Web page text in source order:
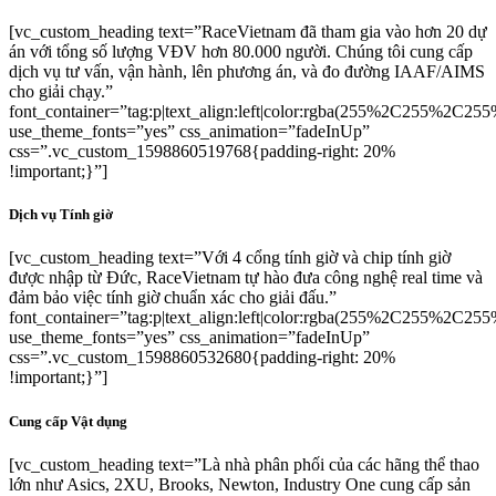
[vc_custom_heading text=”RaceVietnam đã tham gia vào hơn 20 dự
án với tổng số lượng VĐV hơn 80.000 người. Chúng tôi cung cấp
dịch vụ tư vấn, vận hành, lên phương án, và đo đường IAAF/AIMS
cho giải chạy.”
use_theme_fonts=”yes” css_animation=”fadeInUp”
css=”.vc_custom_1598860519768{padding-right: 20%
!important;}”]
Dịch vụ Tính giờ
[vc_custom_heading text=”Với 4 cổng tính giờ và chip tính giờ
được nhập từ Đức, RaceVietnam tự hào đưa công nghệ real time và
đảm bảo việc tính giờ chuẩn xác cho giải đấu.”
use_theme_fonts=”yes” css_animation=”fadeInUp”
css=”.vc_custom_1598860532680{padding-right: 20%
!important;}”]
Cung cấp Vật dụng
[vc_custom_heading text=”Là nhà phân phối của các hãng thể thao
lớn như Asics, 2XU, Brooks, Newton, Industry One cung cấp sản